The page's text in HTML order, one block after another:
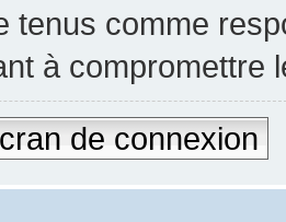
tenus comme
à compromettre
de connexion